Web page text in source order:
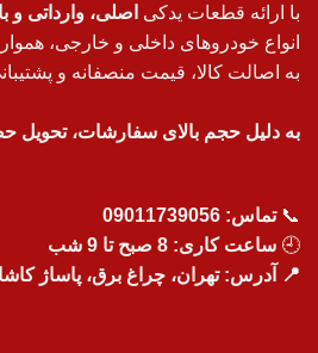
با ارائه قطعات یدکی اصلی، وارداتی
انواع خودروهای داخلی و خارجی،
به اصالت کالا، قیمت منصفانه و
به دلیل حجم بالای سفارشات، تحویل
📞تماس: 09011739056
🕘 ساعت کاری: 8 صبح تا 9 شب
📍 آدرس: تهران، چراغ برق، پاساژ